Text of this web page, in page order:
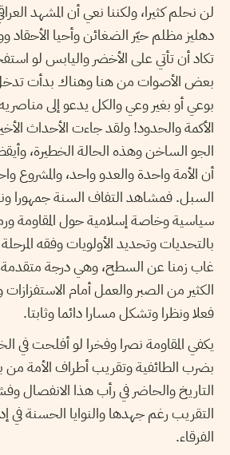
لن نحلم كثيرا، ولكننا نعي أن المشهد
دهليز مظلم حيّر الضغائن وأحيا
تكاد أن تأتي على الأخضر واليابس لو
بعض الأصوات من هنا وهناك بدأت تدخل
بوعي أو بغير وعي والكل يدعو إلى
الأكمة والحدود! ولقد جاءت الأحداث
الجو الساخن وهذه الحالة الخطيرة،
أن الأمة واحدة والعدو واحد، والمشروع
السبل. فمشاهد التفاف السنة جمهورا
سياسية وخاصة إسلامية حول المقاومة
بالتحديات وتحديد الأولويات وفقه
غاب زمنا عن السطح، وهي درجة
الكثير من الصبر والعمل أمام
فعلا ونظرا وتشكل مسارا دائما وثابتا.
يكفي المقاومة نصرا وفخرا لو أفلحت في
بضرب الطائفية وتقريب أطراف الأمة
التاريخ والحاضر في رأب هذا الانفصال
التقريب رغم جهدها والنوايا الحسنة في
الفرقاء.